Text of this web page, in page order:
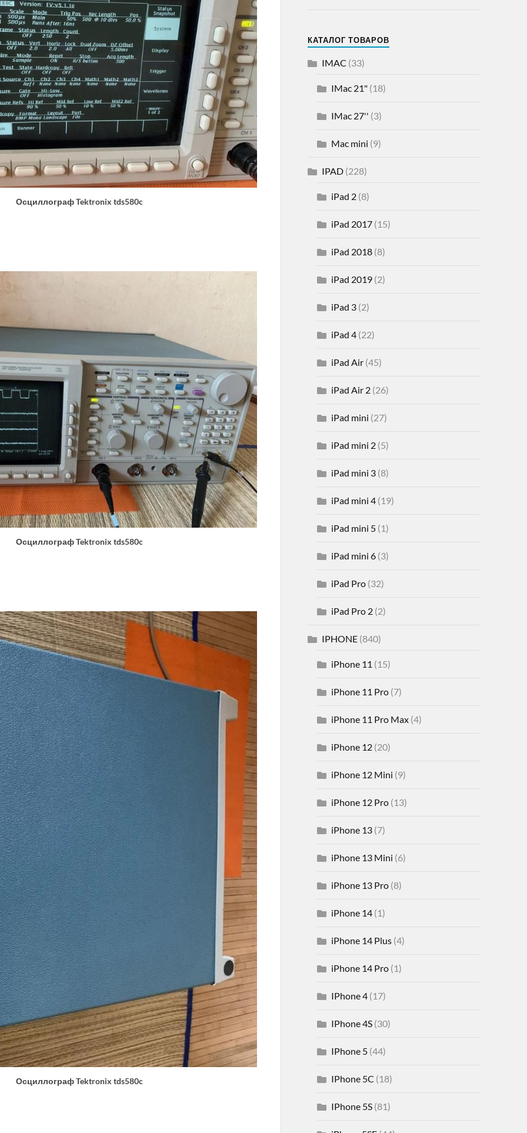
Осциллограф Tektronix tds580c
Осциллограф Tektronix tds580c
Осциллограф Tektronix tds580c
КАТАЛОГ ТОВАРОВ
IMAC (33)
IMac 21"(18)
IMac 27'' (3)
Mac mini (9)
IPAD(228)
iPad 2(8)
iPad 2017(15)
iPad 2018(8)
iPad 2019(2)
iPad 3(2)
iPad 4(22)
iPad Air(45)
iPad Air 2(26)
iPad mini (27)
iPad mini 2(5)
iPad mini 3(8)
iPad mini 4(19)
iPad mini 5(1)
iPad mini 6(3)
iPad Pro(32)
iPad Pro 2(2)
IPHONE(840)
iPhone 11 (15)
iPhone 11 Pro(7)
iPhone 11 Pro Max(4)
iPhone 12(20)
iPhone 12 Mini (9)
iPhone 12 Pro(13)
iPhone 13(7)
iPhone 13 Mini (6)
iPhone 13 Pro(8)
iPhone 14(1)
iPhone 14 Plus(4)
iPhone 14 Pro(1)
IPhone 4(17)
IPhone 4S(30)
IPhone 5(44)
IPhone 5C (18)
IPhone 5S(81)